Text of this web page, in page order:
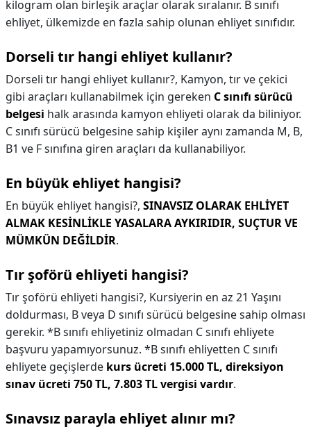
kilogram olan birleşik araçlar olarak sıralanır. B sınıfı
ehliyet, ülkemizde en fazla sahip olunan ehliyet sınıfıdır.
Dorseli tır hangi ehliyet kullanır?
Dorseli tır hangi ehliyet kullanır?, Kamyon, tır ve çekici
gibi araçları kullanabilmek için gereken C sınıfı sürücü
belgesi halk arasında kamyon ehliyeti olarak da biliniyor.
C sınıfı sürücü belgesine sahip kişiler aynı zamanda M, B,
B1 ve F sınıfına giren araçları da kullanabiliyor.
En büyük ehliyet hangisi?
En büyük ehliyet hangisi?, SINAVSIZ OLARAK EHLİYET
ALMAK KESİNLİKLE YASALARA AYKIRIDIR, SUÇTUR VE
MÜMKÜN DEĞİLDİR.
Tır şoförü ehliyeti hangisi?
Tır şoförü ehliyeti hangisi?, Kursiyerin en az 21 Yaşını
doldurması, B veya D sınıfı sürücü belgesine sahip olması
gerekir. *B sınıfı ehliyetiniz olmadan C sınıfı ehliyete
başvuru yapamıyorsunuz. *B sınıfı ehliyetten C sınıfı
ehliyete geçişlerde kurs ücreti 15.000 TL, direksiyon
sınav ücreti 750 TL, 7.803 TL vergisi vardır.
Sınavsız parayla ehliyet alınır mı?